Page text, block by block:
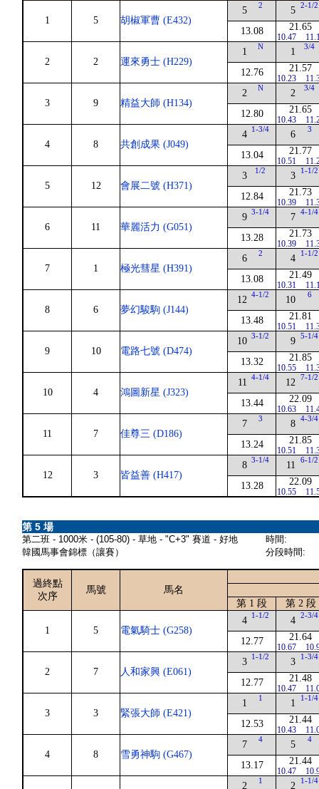
1 5 胡椒軍曹 (E432)
5 2
13.08
5 2-1/2
21.65
10.47
2 2 運來勇士 (H229)
1 N
12.76
1 3/4
21.57
10.23
3 9 精益大師 (H134)
2 N
12.80
2 3/4
21.65
10.43
4 8 共創成果 (J049)
4 1-3/4
13.04
6 3
21.77
10.51
5 12 會展二號 (H371)
3 1/2
12.84
3 1-1/2
21.73
10.39
6 11 華麗活力 (G051)
9 3-1/4
13.28
7 4-1/4
21.73
10.39
7 1 極光彗星 (H391)
6 2
13.08
4 1-1/2
21.49
10.31
8 6 夢幻駿駒 (J144)
12 4-1/2
13.48
10 6
21.81
10.51
9 10 電路七號 (D474)
10 3-1/2
13.32
9 5-1/4
21.85
10.55
10 4 鴻圖新星 (J323)
11 4-1/4
13.44
12 7-1/2
22.09
10.63
11 7 佳尊三 (D186)
7 3
13.24
8 4-3/4
21.85
10.51
12 3 皆益善 (H417)
8 3-1/4
13.28
11 6-1/2
22.09
10.55
第 5 場
第二班 - 1000米 - (105-80) - 草地 - "C+3" 賽道 - 好地
韓國馬事會錦標（讓賽）
時間:
分段時間:
過終點
次序
馬號
馬名
第 1 段
第 2 段
1 5 電氣騎士 (G258)
4 1-1/2
12.77
4 2-3/4
21.64
10.67
2 7 人和家興 (E061)
3 1-1/2
12.77
3 1-3/4
21.48
10.47
3 3 緊張大師 (E421)
1 1
12.53
1 1-1/4
21.44
10.43
4 8 雪勇神駒 (G467)
7 4
13.17
5 4
21.44
10.47
2 1 2 1-1/4